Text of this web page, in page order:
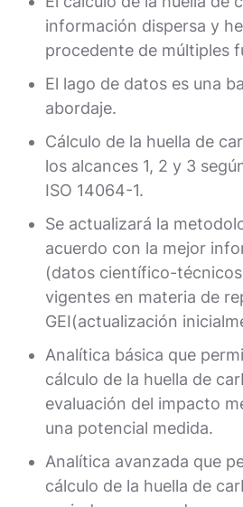
información dispersa y
procedente de múltiples
El lago de datos es una
abordaje.
Cálculo de la huella de
los alcances 1, 2 y 3
ISO 14064-1.
Se actualizará la
acuerdo con la mejor
(datos científico-
vigentes en materia de
GEI(actualización
Analítica básica que
cálculo de la huella de
evaluación del impacto
una potencial medida.
Analítica avanzada que
cálculo de la huella de